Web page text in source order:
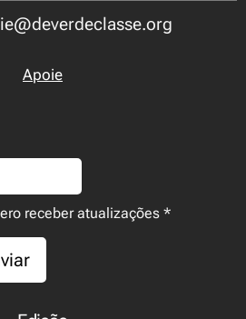
Apoie
receber atualizações